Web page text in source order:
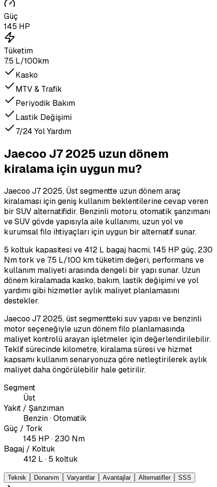
Güç
145 HP
Tüketim
7.5 L/100km
Kasko
MTV & Trafik
Periyodik Bakım
Lastik Değişimi
7/24 Yol Yardım
Jaecoo J7 2025 uzun dönem
kiralama için uygun mu?
Jaecoo J7 2025, Üst segmentte uzun dönem araç
kiralaması için geniş kullanım beklentilerine cevap veren
bir SUV alternatifidir. Benzinli motoru, otomatik şanzımanı
ve SUV gövde yapısıyla aile kullanımı, uzun yol ve
kurumsal filo ihtiyaçları için uygun bir alternatif sunar.
5 koltuk kapasitesi ve 412 L bagaj hacmi, 145 HP güç, 230
Nm tork ve 7.5 L/100 km tüketim değeri, performans ve
kullanım maliyeti arasında dengeli bir yapı sunar. Uzun
dönem kiralamada kasko, bakım, lastik değişimi ve yol
yardımı gibi hizmetler aylık maliyet planlamasını
destekler.
Jaecoo J7 2025, üst segmentteki suv yapısı ve benzinli
motor seçeneğiyle uzun dönem filo planlamasında
maliyet kontrolü arayan işletmeler için değerlendirilebilir.
Teklif sürecinde kilometre, kiralama süresi ve hizmet
kapsamı kullanım senaryonuza göre netleştirilerek aylık
maliyet daha öngörülebilir hale getirilir.
Segment
Üst
Yakıt / Şanzıman
Benzin · Otomatik
Güç / Tork
145 HP · 230 Nm
Bagaj / Koltuk
412 L · 5 koltuk
Teknik Donanım Varyantlar Avantajlar Alternatifler SSS